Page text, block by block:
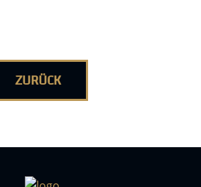
ZURÜCK